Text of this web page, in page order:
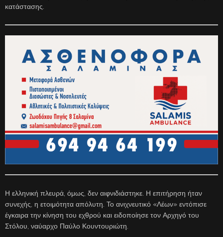
κατάστασης.
Η ελληνική πλευρά, όμως, δεν αιφνιδιάστηκε. Η επιτήρηση ήταν
συνεχής, η ετοιμότητα απόλυτη. Το ανιχνευτικό «Λέων» εντόπισε
έγκαιρα την κίνηση του εχθρού και ειδοποίησε τον Αρχηγό του
Στόλου, ναύαρχο Παύλο Κουντουριώτη.